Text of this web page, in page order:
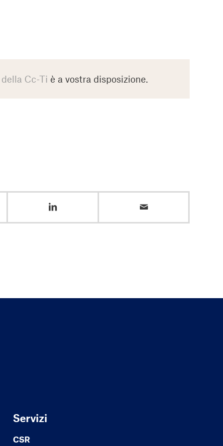
Cc-Ti è a vostra disposizione.
Servizi
CSR